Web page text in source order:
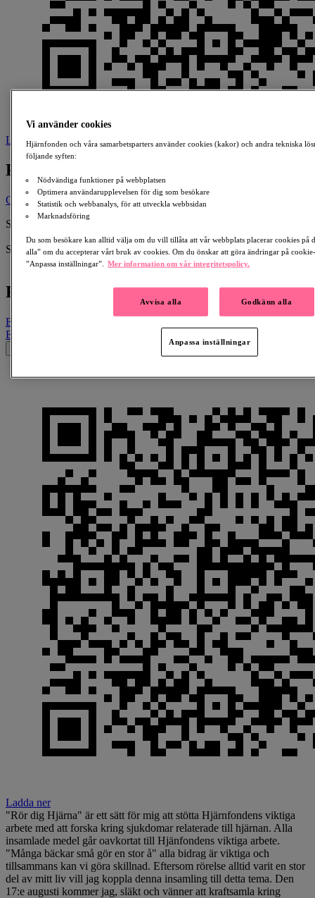
Ladda ner
Rör dig Hjärna
Ge en gåva
Skapad av:
Lars Gabrielsson
Samlar in till:
Hjärnan
Rör dig Hjärna
Email
Email
Ladda ner
"Rör dig Hjärna" är ett sätt för mig att stötta Hjärnfondens viktiga
arbete med att forska kring sjukdomar relaterade till hjärnan. Alla
insamlade medel går oavkortat till Hjänfondens viktiga arbete.
"Många bäckar små gör en stor å" alla bidrag är viktiga och
tillsammans kan vi göra skillnad. Eftersom rörelse alltid varit en stor
del av mitt liv vill jag koppla denna insamling till detta tema. Den
17:e augusti kommer jag, släkt och vänner att kraftsamla kring
Vi använder cookies
Hjärnfonden och våra samarbetsparters använder cookies (kakor) och andra tekniska
följande syften:
Nödvändiga funktioner på webbplatsen
Optimera användarupplevelsen för dig som besökare
Statistik och webbanalys, för att utveckla webbsidan
Marknadsföring
Du som besökare kan alltid välja om du vill tillåta att vår webbplats placerar cookies på
alla” om du accepterar vårt bruk av cookies. Om du önskar att göra ändringar på
”Anpassa inställningar”.
Mer information om vår integritetspolicy.
Avvisa alla Godkänn alla
Anpassa inställningar